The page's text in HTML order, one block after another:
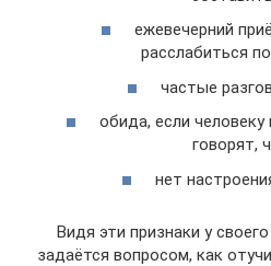
ежевечерний
расслабиться
частые
обида, если
говорят,
нет
Видя эти признаки у
задаётся вопросом, как